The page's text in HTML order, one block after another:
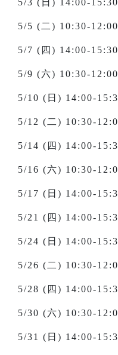
5/3 (日) 14:00-15:30
5/5 (二) 10:30-12:00
5/7 (四) 14:00-15:30
5/9 (六) 10:30-12:00
5/10 (日) 14:00-
5/12 (二) 10:30-
5/14 (四) 14:00-
5/16 (六) 10:30-
5/17 (日) 14:00-
5/21 (四) 14:00-
5/24 (日) 14:00-
5/26 (二) 10:30-
5/28 (四) 14:00-
5/30 (六) 10:30-
5/31 (日) 14:00-